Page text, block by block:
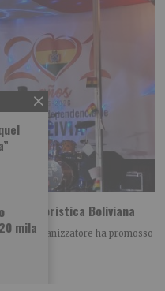
mila
Folkloristica Boliviana
Organizzatore ha promosso